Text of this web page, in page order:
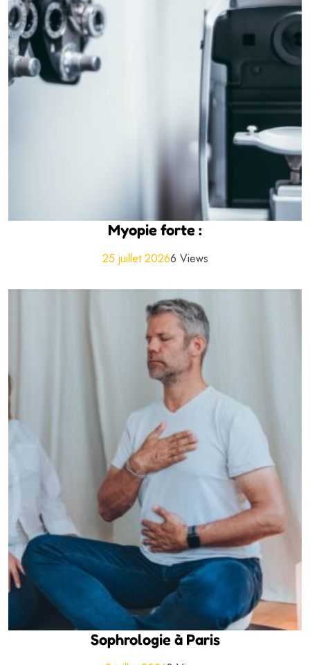
Myopie forte :
25 juillet 20266 Views
Sophrologie à Paris